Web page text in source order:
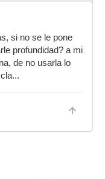
si no se le pone
profundidad? a mi
de no usarla lo